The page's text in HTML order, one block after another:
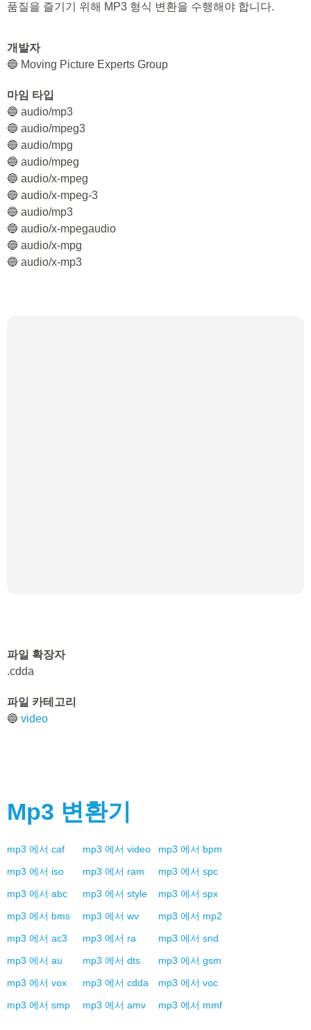
품질을 즐기기 위해 MP3 형식 변환을 수행해야 합니다.
개발자
🔵 Moving Picture Experts Group
마임 타입
🔵 audio/mp3
🔵 audio/mpeg3
🔵 audio/mpg
🔵 audio/mpeg
🔵 audio/x-mpeg
🔵 audio/x-mpeg-3
🔵 audio/mp3
🔵 audio/x-mpegaudio
🔵 audio/x-mpg
🔵 audio/x-mp3
파일 확장자
.cdda
파일 카테고리
🔵 video
Mp3 변환기
mp3 에서 caf mp3 에서 video mp3 에서 bpm
mp3 에서 iso mp3 에서 ram mp3 에서 spc
mp3 에서 abc mp3 에서 style mp3 에서 spx
mp3 에서 bms mp3 에서 wv mp3 에서 mp2
mp3 에서 ac3 mp3 에서 ra mp3 에서 snd
mp3 에서 au mp3 에서 dts mp3 에서 gsm
mp3 에서 vox mp3 에서 cdda mp3 에서 voc
mp3 에서 smp mp3 에서 amv mp3 에서 mmf